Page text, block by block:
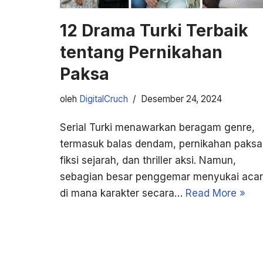
12 Drama Turki Terbaik
tentang Pernikahan
Paksa
oleh DigitalCruch Desember 24, 2024
Serial Turki menawarkan beragam genre,
termasuk balas dendam, pernikahan
fiksi sejarah, dan thriller aksi. Namun,
sebagian besar penggemar menyukai
di mana karakter secara… Read More »